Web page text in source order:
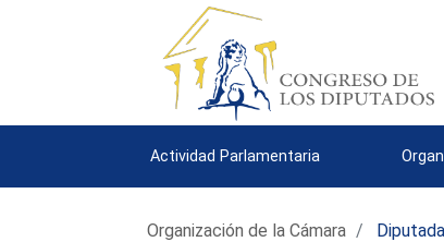
Actividad Parlamentaria
Organización de la Cámara